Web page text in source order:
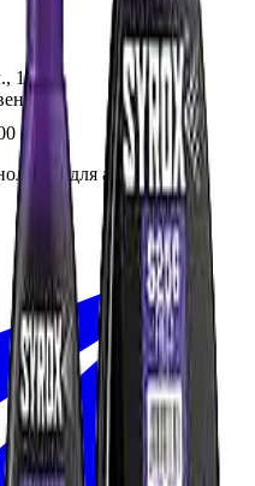
153.
для автобизнеса